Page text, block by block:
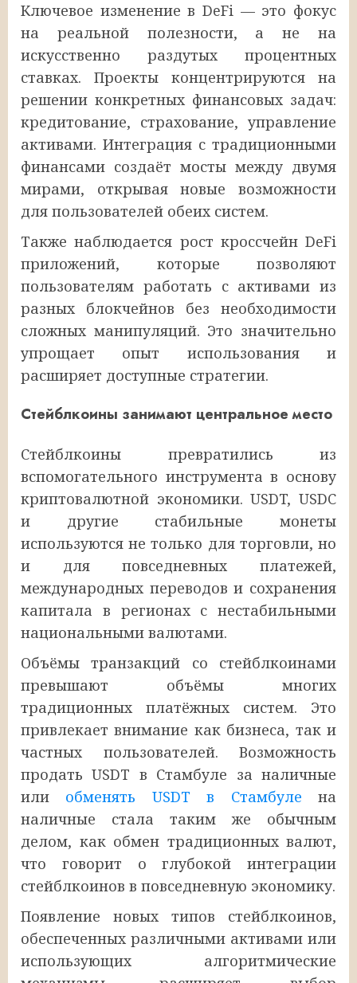
Ключевое изменение в DeFi — это фокус
на реальной полезности, а не на
искусственно раздутых процентных
ставках. Проекты концентрируются на
решении конкретных финансовых задач:
кредитование, страхование, управление
активами. Интеграция с традиционными
финансами создаёт мосты между двумя
мирами, открывая новые возможности
для пользователей обеих систем.
Также наблюдается рост кроссчейн DeFi
приложений, которые позволяют
пользователям работать с активами из
разных блокчейнов без необходимости
сложных манипуляций. Это значительно
упрощает опыт использования и
расширяет доступные стратегии.
Стейблкоины занимают центральное место
Стейблкоины превратились из
вспомогательного инструмента в основу
криптовалютной экономики. USDT, USDC
и другие стабильные монеты
используются не только для торговли, но
и для повседневных платежей,
международных переводов и сохранения
капитала в регионах с нестабильными
национальными валютами.
Объёмы транзакций со стейблкоинами
превышают объёмы многих
традиционных платёжных систем. Это
привлекает внимание как бизнеса, так и
частных пользователей. Возможность
продать USDT в Стамбуле за наличные
или обменять USDT в Стамбуле на
наличные стала таким же обычным
делом, как обмен традиционных валют,
что говорит о глубокой интеграции
стейблкоинов в повседневную экономику.
Появление новых типов стейблкоинов,
обеспеченных различными активами или
использующих алгоритмические